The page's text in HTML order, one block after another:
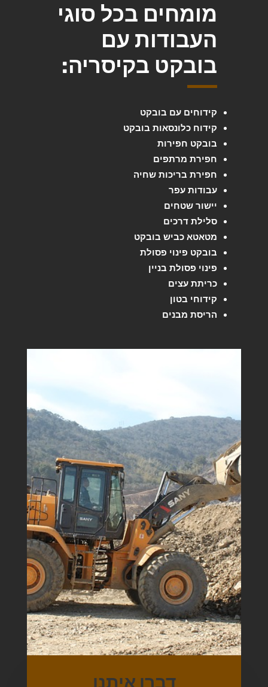
מומחים בכל סוגי
העבודות עם
בובקט בקיסריה:
קידוחים עם בובקט
קידוח כלונסאות בובקט
בובקט חפירות
חפירת מרתפים
חפירת בריכות שחיה
עבודות עפר
יישור שטחים
סלילת דרכים
מטאטא כביש בובקט
בובקט פינוי פסולת
פינוי פסולת בניין
כריתת עצים
קידוחי בטון
הריסת מבנים
דברו איתנו